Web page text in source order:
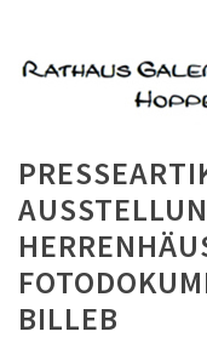
BILLEB